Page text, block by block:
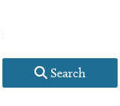
Search